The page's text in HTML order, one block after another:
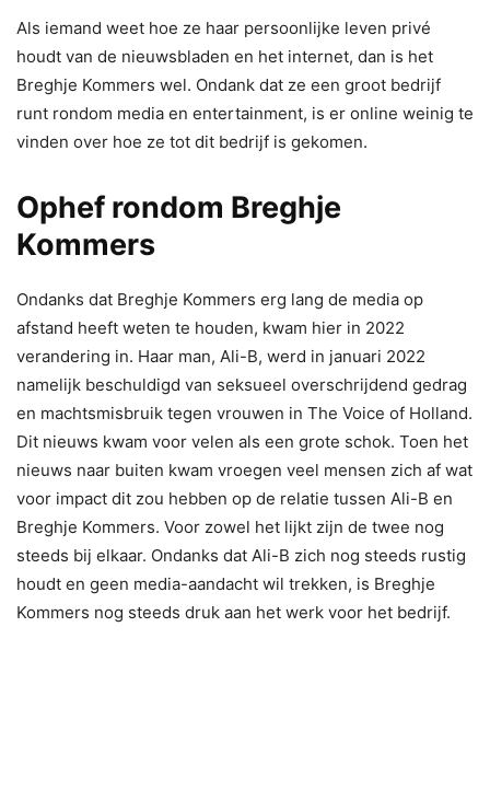
Als iemand weet hoe ze haar persoonlijke leven privé
houdt van de nieuwsbladen en het internet, dan is het
Breghje Kommers wel. Ondank dat ze een groot bedrijf
runt rondom media en entertainment, is er online weinig te
vinden over hoe ze tot dit bedrijf is gekomen.
Ophef rondom Breghje
Kommers
Ondanks dat Breghje Kommers erg lang de media op
afstand heeft weten te houden, kwam hier in 2022
verandering in. Haar man, Ali-B, werd in januari 2022
namelijk beschuldigd van seksueel overschrijdend gedrag
en machtsmisbruik tegen vrouwen in The Voice of Holland.
Dit nieuws kwam voor velen als een grote schok. Toen het
nieuws naar buiten kwam vroegen veel mensen zich af wat
voor impact dit zou hebben op de relatie tussen Ali-B en
Breghje Kommers. Voor zowel het lijkt zijn de twee nog
steeds bij elkaar. Ondanks dat Ali-B zich nog steeds rustig
houdt en geen media-aandacht wil trekken, is Breghje
Kommers nog steeds druk aan het werk voor het bedrijf.